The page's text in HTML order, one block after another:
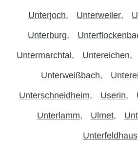
Unterjoch Unterweiler
Unterburg
Untermarchtal Untereichen
Unterweißbach
Unterschneidheim Userin
Unterlamm Ulmet
Unterfeldhaus